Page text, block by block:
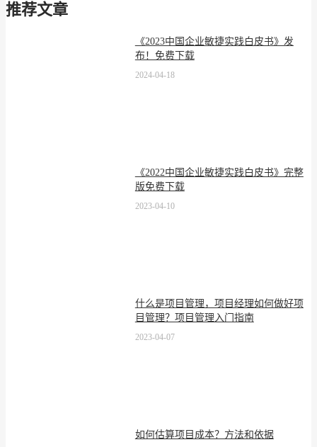
推荐文章
《2023中国企业敏捷实践白皮书》发
布！免费下载
2024-04-18
《2022中国企业敏捷实践白皮书》完整
版免费下载
2023-04-10
什么是项目管理，项目经理如何做好项
目管理？项目管理入门指南
2023-04-07
如何估算项目成本？方法和依据